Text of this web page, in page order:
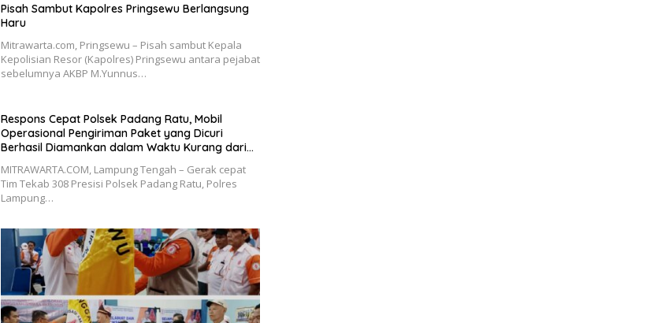
Pisah Sambut Kapolres Pringsewu Berlangsung
Haru
Mitrawarta.com, Pringsewu – Pisah sambut Kepala
Kepolisian Resor (Kapolres) Pringsewu antara pejabat
sebelumnya AKBP M.Yunnus…
Respons Cepat Polsek Padang Ratu, Mobil
Operasional Pengiriman Paket yang Dicuri
Berhasil Diamankan dalam Waktu Kurang dari
MITRAWARTA.COM, Lampung Tengah – Gerak cepat
Tim Tekab 308 Presisi Polsek Padang Ratu, Polres
Lampung…